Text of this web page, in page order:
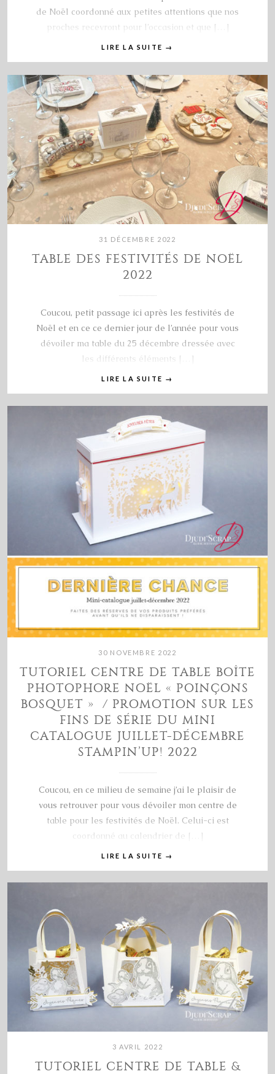
de Noël coordonné aux petites attentions que nos
proches recevront pour l’occasion et que […]
LIRE LA SUITE →
31 DÉCEMBRE 2022
TABLE DES FESTIVITÉS DE NOËL
2022
Coucou, petit passage ici après les festivités de
Noël et en ce ce dernier jour de l’année pour vous
dévoiler ma table du 25 décembre dressée avec
les différents éléments […]
LIRE LA SUITE →
30 NOVEMBRE 2022
TUTORIEL CENTRE DE TABLE BOÎTE
PHOTOPHORE NOËL « POINÇONS
BOSQUET » / PROMOTION SUR LES
FINS DE SÉRIE DU MINI
CATALOGUE JUILLET-DÉCEMBRE
STAMPIN’UP! 2022
Coucou, en ce milieu de semaine j’ai le plaisir de
vous retrouver pour vous dévoiler mon centre de
table pour les festivités de Noël. Celui-ci est
coordonné au calendrier de […]
LIRE LA SUITE →
3 AVRIL 2022
TUTORIEL CENTRE DE TABLE &